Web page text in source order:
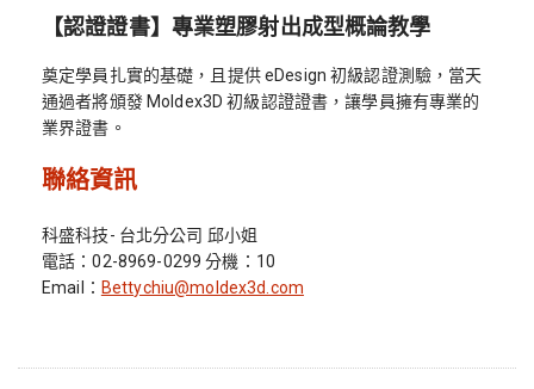
【認證證書】專業塑膠射出成型概論教學
奠定學員扎實的基礎，且提供 eDesign 初級認證測驗，當天
通過者將頒發 Moldex3D 初級認證證書，讓學員擁有專業的
業界證書。
聯絡資訊
科盛科技- 台北分公司 邱小姐
電話：02-8969-0299 分機：10
Email： Bettychiu@moldex3d.com